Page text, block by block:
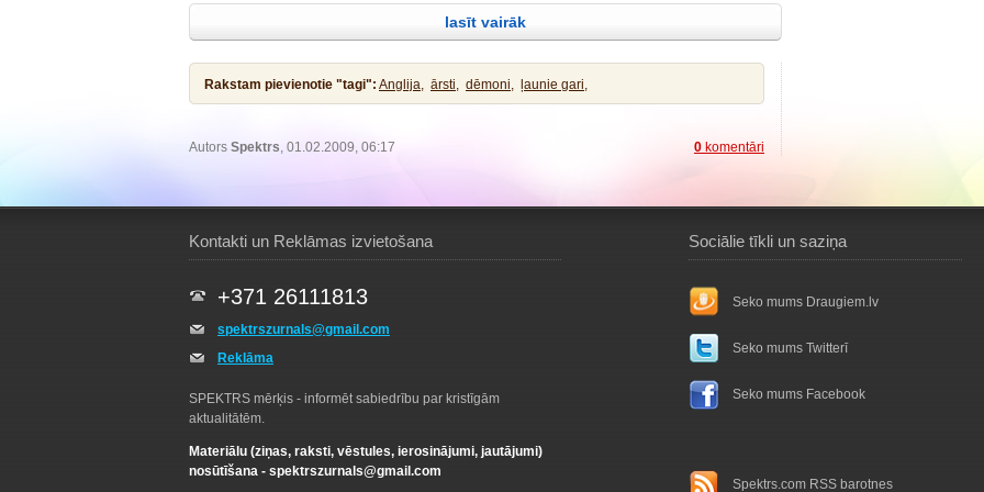
Jēzus atbildēdams sacīja viņam: Lai tas tā notiek! Tā taču mums pienākas izpildīt visu
taisnību! Tad viņš to pieļāva. Pēc kristības Jēzus tūliņ izkāpa no ūdens,
lasīt vairāk
Rakstam pievienotie "tagi": Anglija, ārsti, dēmoni, ļaunie gari,
Autors Spektrs, 01.02.2009, 06:17 0 komentāri
Kontakti un Reklāmas izvietošana
+371 26111813
spektrszurnals@gmail.com
Reklāma
SPEKTRS mērķis - informēt sabiedrību par kristīgām
aktualitātēm.
Materiālu (ziņas, raksti, vēstules, ierosinājumi, jautājumi)
nosūtīšana - spektrszurnals@gmail.com
Sociālie tīkli un saziņa
Seko mums Draugiem.lv
Seko mums Twitterī
Seko mums Facebook
Spektrs.com RSS barotnes